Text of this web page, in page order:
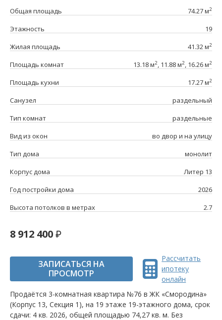
Общая площадь
74.27 м2
Этажность
19
Жилая площадь
41.32 м2
Площадь комнат 13.18 м2, 11.88 м2, 16.26 м2
Площадь кухни 17.27 м2
Санузел
раздельный
Тип комнат
раздельные
Вид из окон
во двор и на улицу
Тип дома
монолит
Корпус дома
Литер 13
Год постройки дома
2026
Высота потолков в метрах
2.7
8 912 400
ЗАПИСАТЬСЯ НА
ПРОСМОТР
Рассчитать
ипотеку
онлайн
Продаётся 3-комнатная квартира №76 в ЖК «Смородина»
(Корпус 13, Секция 1), на 19 этаже 19-этажного дома, срок
сдачи: 4 кв. 2026, общей площадью 74,27 кв. м. Без